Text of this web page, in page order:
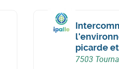
picarde
7503